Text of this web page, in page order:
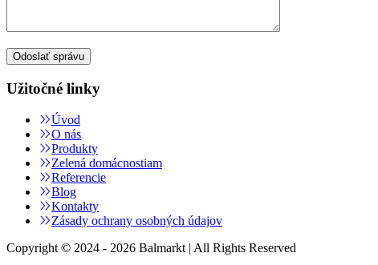
Užitočné linky
Úvod
O nás
Produkty
Zelená domácnostiam
Referencie
Blog
Kontakty
Zásady ochrany osobných údajov
Copyright © 2024 - 2026 Balmarkt | All Rights Reserved